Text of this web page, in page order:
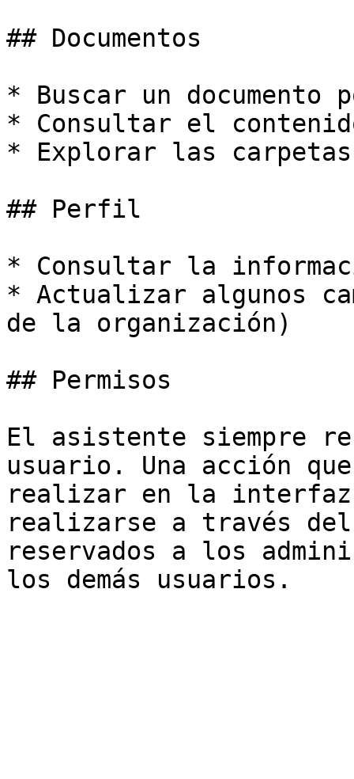
## Documentos
* Buscar un documento
* Consultar el
* Explorar las
## Perfil
* Consultar la
* Actualizar algunos
de la organización)
## Permisos
El asistente siempre
usuario. Una acción
realizar en la interfaz
realizarse a través
reservados a los